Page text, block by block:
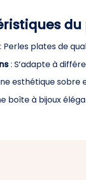
Perles plates de
: S’adapte à
esthétique sobre
boîte à bijoux